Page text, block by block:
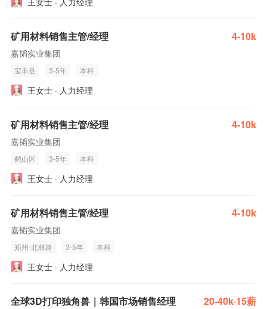
矿用材料销售主管/经理 4-10k
嘉韬实业集团
宝丰县 3-5年 本科
王女士 · 人力经理
矿用材料销售主管/经理 4-10k
嘉韬实业集团
鹤山区 3-5年 本科
王女士 · 人力经理
矿用材料销售主管/经理 4-10k
嘉韬实业集团
郑州-北林路 3-5年 本科
王女士 · 人力经理
全球3D打印独角兽｜韩国市场销售经理 20-40k·15薪